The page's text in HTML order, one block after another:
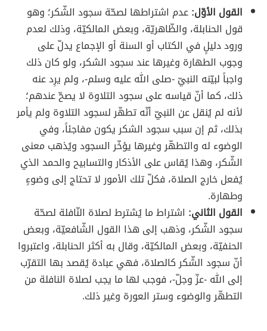
القول الأوّل:عدم اشتراطها لصحّة سجود الشّكر؛ وهو
قول الحنابلة، والظّاهريّة، وبعض المالكيّة، وذلك لعدم
ورود دليلٍ في الكتاب أو السنة أو الإجماع يدلّ على
وجوب الطهارة وغيرها عند سجود الشكر، ولو كان ذلك
واجباً لبيّنه النبيّ -صلى الله عليه وسلم-، ولم يرِد عنه
ذلك، كما أنّ قياسه على سجود التلاوة لا يصحّ عندهم؛
لأنه لم يُنقل عن النبيّ أنّه تطهّر لسجود التلاوة ولم يأمر
بذلك، ثم إن سبب سجود الشكر يكون مفاجئاً، وفي
الوضوء له والتطهّر وغيرها يؤخّر السجود ويُذهب معنى
الشّكر، وهذا يُقاس على الأذكار والتسابيح والحمد الذي
يُفعل خارج الصلاة، فكلّ تلك الأمور لا تحتاج إلى وضوءٍ
وطهارة.
القول الثاني: اشتراط ما يُشترط لصلاة النّافلة لصحّة
سجود الشّكر، وذهب إلى هذا القول الشّافعيّة، وبعض
الحنفيّة، وبعض المالكيّة، وقال به أكثر الحنابلة، واعتبروا
أنّ سجود الشّكر كالصلاة، فهي عبادة يُقصد بها التقرّب
إلى الله -عزّ وجلّ-، فوجب لها ما يجب لصلاة النافلة من
التطهّر والوضوء وستر العورة وغير ذلك.